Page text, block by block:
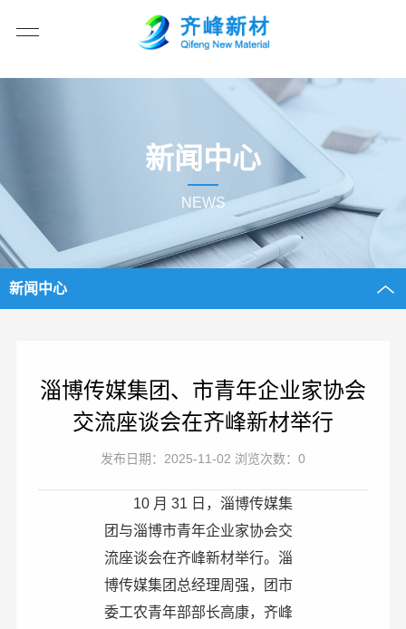
新闻中心
NEWS
新闻中心
淄博传媒集团、市青年企业家协会
交流座谈会在齐峰新材举行
发布日期：2025-11-02 浏览次数：0
10 月 31 日，淄博传媒集
团与淄博市青年企业家协会交
流座谈会在齐峰新材举行。淄
博传媒集团总经理周强，团市
委工农青年部部长高康，齐峰